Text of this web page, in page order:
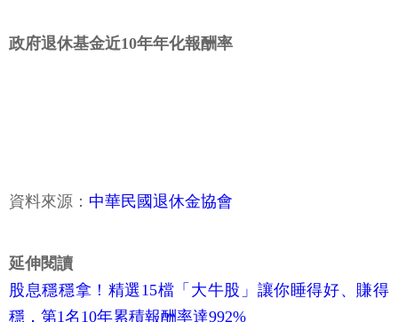
政府退休基金近10年年化報酬率
資料來源： 中華民國退休金協會
延伸閱讀
股息穩穩拿！精選15檔「大牛股」讓你睡得好、賺得
穩，第1名10年累積報酬率達992%